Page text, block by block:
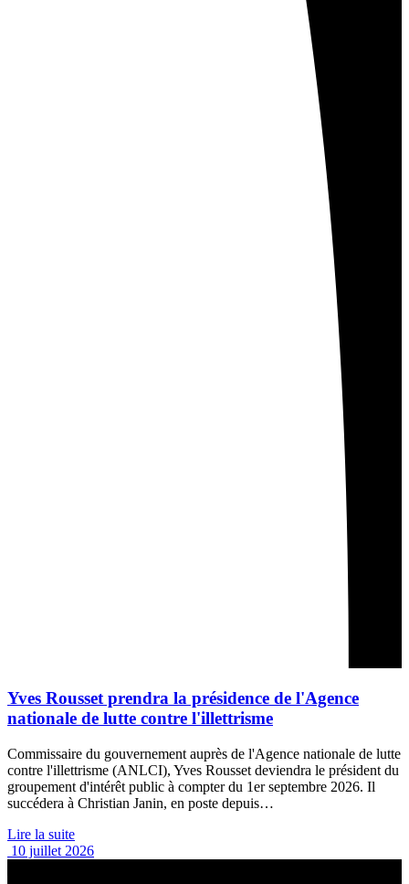
Yves Rousset prendra la présidence de l'Agence
nationale de lutte contre l'illettrisme
Commissaire du gouvernement auprès de l'Agence nationale de lutte
contre l'illettrisme (ANLCI), Yves Rousset deviendra le président du
groupement d'intérêt public à compter du 1er septembre 2026. Il
succédera à Christian Janin, en poste depuis…
Lire la suite
10 juillet 2026